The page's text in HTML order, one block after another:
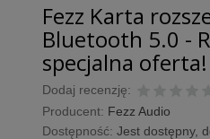
Fezz Karta
Bluetooth 5.0 -
specjalna oferta!
Dodaj recenzję:
Producent: Fezz Audio
Dostępność: Jest dostępny,